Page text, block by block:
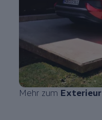
Mehr zum Exterieur